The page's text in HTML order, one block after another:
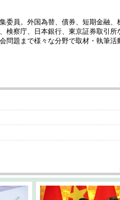
委員。外国為替、債券、短期金融、
検察庁、日本銀行、東京証券取引所
問題まで様々な分野で取材・執筆活